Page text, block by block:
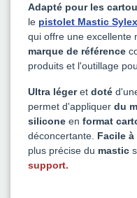
Adapté pour les
le pistolet Mastic
qui offre une excellente
marque de référence
produits et l'outillage
Ultra légeret doté
permet d'appliquer du
silicone en format
déconcertante. Facile
plus précise du mastic
support.